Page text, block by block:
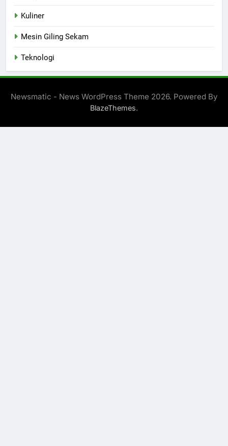
Kuliner
Mesin Giling Sekam
Teknologi
Newsmatic - News WordPress Theme 2026. Powered By
BlazeThemes.